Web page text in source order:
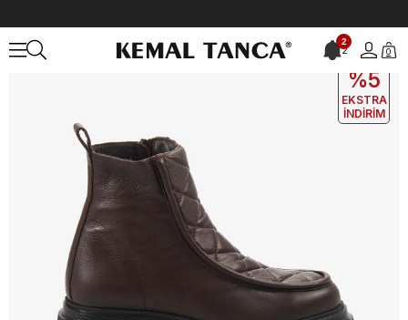
2
2 0
EKLE5
%5
EKSTRA
İNDİRİM